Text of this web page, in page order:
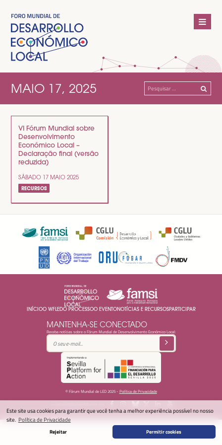
Este site usa cookies para garantir que você tenha a melhor experiência possível no nosso
site. Política de Privacidade
Rejeitar Permitir cookies
MAIO 17, 2025
Pesquisar
por:
VI Fórum Mundial sobre
Desenvolvimento
Económico Local –
Declaração final (versão
reduzida)
SÁBADO 17 MAIO 2025
RECURSOS
INÍCIOO WFLEDO PROCESSOO EVENTONOTÍCIAS E RECURSOSPARTICIPAR
MANTENHA-SE CONECTADO
Receba notícias sobre o Fórum Mundial de Desenvolvimento Económico Local:
© Fórum Mundial de LED 2025 - Política de Privacidade